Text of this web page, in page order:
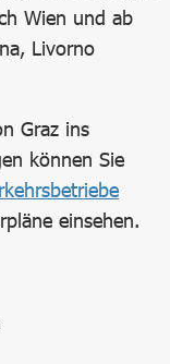
Wien und ab
Livorno
Graz ins
können Sie
einsehen.